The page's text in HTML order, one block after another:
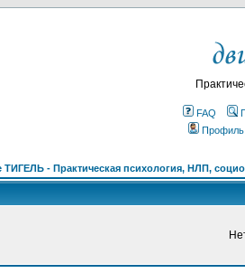
FAQ
Профиль
- Практическая психология, НЛП,